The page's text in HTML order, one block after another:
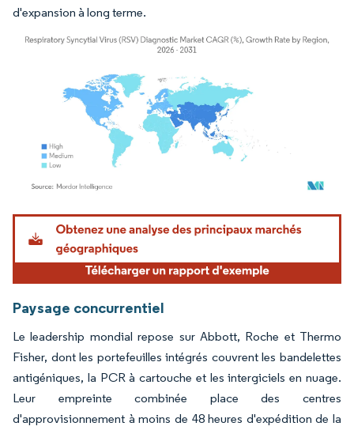
d'expansion à long terme.
Image © Mordor Intelligence. La réutilisation nécessite une attribution sous CC BY
Paysage concurrentiel
Le leadership mondial repose sur Abbott, Roche et Thermo
Fisher, dont les portefeuilles intégrés couvrent les bandelettes
antigéniques, la PCR à cartouche et les intergiciels en nuage.
Leur empreinte combinée place des centres
d'approvisionnement à moins de 48 heures d'expédition de la